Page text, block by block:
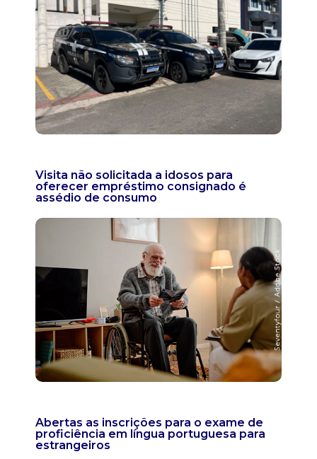
Visita não solicitada a idosos para
oferecer empréstimo consignado é
assédio de consumo
Abertas as inscrições para o exame de
proficiência em língua portuguesa para
estrangeiros